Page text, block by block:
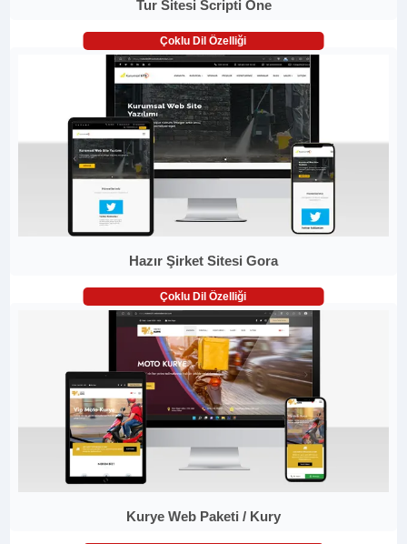
Tur Sitesi Scripti One
Çoklu Dil Özelliği
Hazır Şirket Sitesi Gora
Çoklu Dil Özelliği
Kurye Web Paketi / Kury